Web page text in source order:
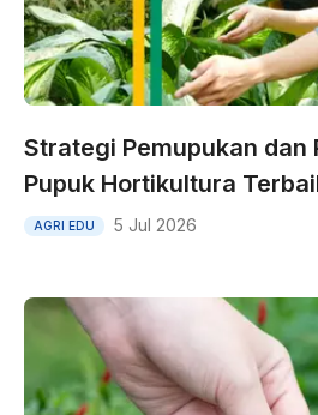
Strategi Pemupukan dan
Pupuk Hortikultura
AGRI EDU 5 Jul 2026